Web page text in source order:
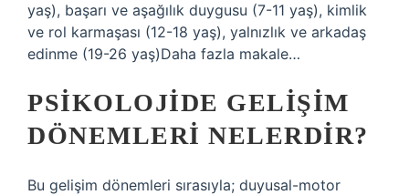
yaş), başarı ve aşağılık duygusu (7-11 yaş), kimlik
ve rol karmaşası (12-18 yaş), yalnızlık ve arkadaş
edinme (19-26 yaş)Daha fazla makale…
PSIKOLOJIDE GELIŞIM
DÖNEMLERI NELERDIR?
Bu gelişim dönemleri sırasıyla; duyusal-motor